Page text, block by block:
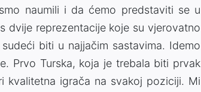
naumili i da ćemo predstaviti se u
dvije reprezentacije koje su vjerovatno
biti u najjačim sastavima. Idemo
Prvo Turska, koja je trebala biti prvak
kvalitetna igrača na svakoj poziciji. Mi